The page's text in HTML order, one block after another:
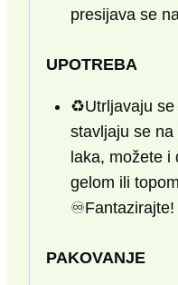
presijava se
UPOTREBA
♻️Utrljavaju se
stavljaju se na
laka, možete i
gelom ili
♾Fantazirajte!
PAKOVANJE